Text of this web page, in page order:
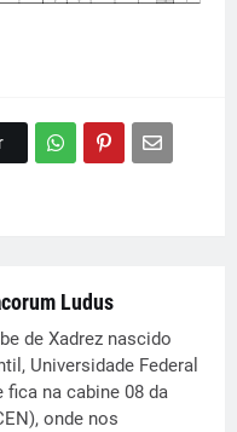
Ludus
de Xadrez nascido
Universidade Federal
fica na cabine 08 da
onde nos